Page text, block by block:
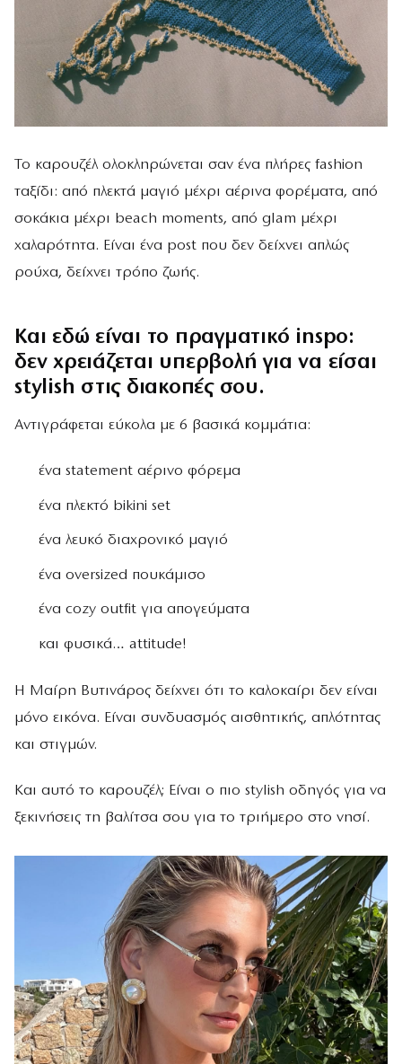
Το καρουζέλ ολοκληρώνεται σαν ένα πλήρες fashion
ταξίδι: από πλεκτά μαγιό μέχρι αέρινα φορέματα, από
σοκάκια μέχρι beach moments, από glam μέχρι
χαλαρότητα. Είναι ένα post που δεν δείχνει απλώς
ρούχα, δείχνει τρόπο ζωής.
Και εδώ είναι το πραγματικό inspo:
δεν χρειάζεται υπερβολή για να είσαι
stylish στις διακοπές σου.
Αντιγράφεται εύκολα με 6 βασικά κομμάτια:
ένα statement αέρινο φόρεμα
ένα πλεκτό bikini set
ένα λευκό διαχρονικό μαγιό
ένα oversized πουκάμισο
ένα cozy outfit για απογεύματα
και φυσικά… attitude!
Η Μαίρη Βυτινάρος δείχνει ότι το καλοκαίρι δεν είναι
μόνο εικόνα. Είναι συνδυασμός αισθητικής, απλότητας
και στιγμών.
Και αυτό το καρουζέλ; Είναι ο πιο stylish οδηγός για να
ξεκινήσεις τη βαλίτσα σου για το τριήμερο στο νησί.